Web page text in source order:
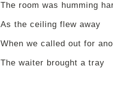
The room was humming
As the ceiling flew away
When we called out for
The waiter brought a tray